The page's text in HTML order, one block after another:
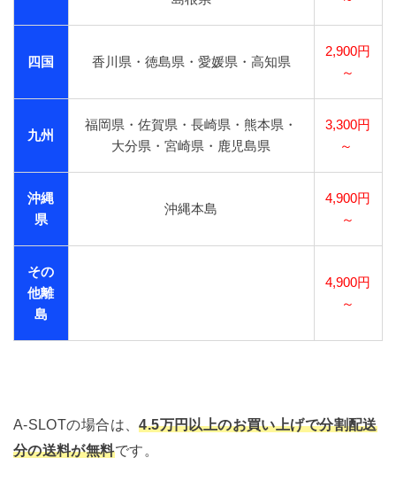
四国 香川県・徳島県・愛媛県・高知県
2,900円
～
九州
福岡県・佐賀県・長崎県・熊本県・
大分県・宮崎県・鹿児島県
3,300円
～
沖縄
県
沖縄本島
4,900円
～
その
他離
島
4,900円
～
A-SLOTの場合は、4.5万円以上のお買い上げで分割配送
分の送料が無料です。